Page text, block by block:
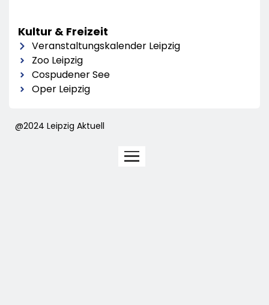
Kultur & Freizeit
Veranstaltungskalender Leipzig
Zoo Leipzig
Cospudener See
Oper Leipzig
@2024 Leipzig Aktuell